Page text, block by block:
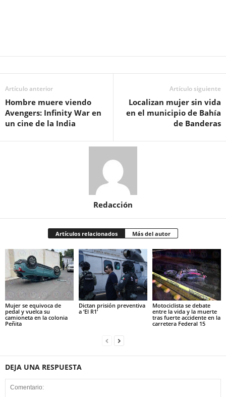
Artículo anterior
Hombre muere viendo
Avengers: Infinity War en
un cine de la India
Artículo siguiente
Localizan mujer sin vida
en el municipio de Bahía
de Banderas
Redacción
Artículos relacionados Más del autor
Mujer se equivoca de
pedal y vuelca su
camioneta en la colonia
Peñita
Dictan prisión preventiva
a ‘El R1’
Motociclista se debate
entre la vida y la muerte
tras fuerte accidente en la
carretera Federal 15
DEJA UNA RESPUESTA